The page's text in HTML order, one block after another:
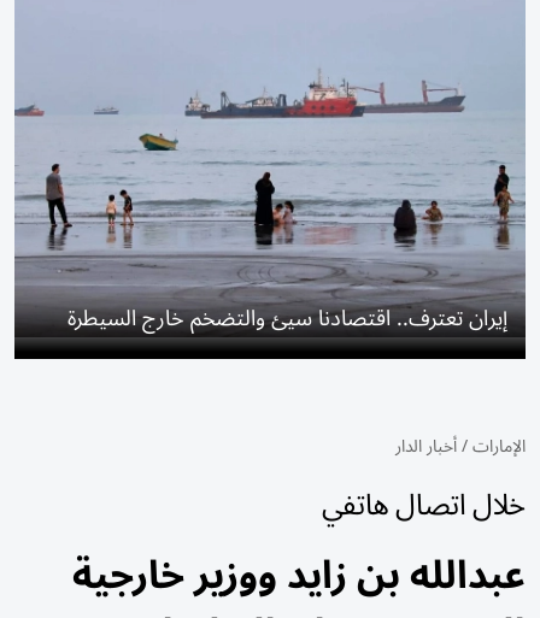
إيران تعترف.. اقتصادنا سيئ والتضخم خارج السيطرة
الإمارات/أخبار الدار
خلال اتصال هاتفي
عبدالله بن زايد ووزير خارجية